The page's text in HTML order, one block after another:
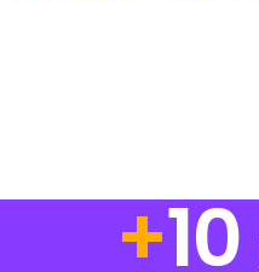
+14